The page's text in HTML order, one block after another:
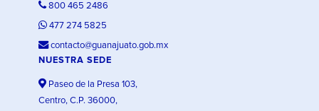
800 465 2486
477 274 5825
contacto@guanajuato.gob.mx
NUESTRA SEDE
Paseo de la Presa 103,
Centro, C.P. 36000,